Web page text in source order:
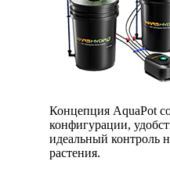
Концепция AquaPot
конфигурации,
идеальный контроль
растения.